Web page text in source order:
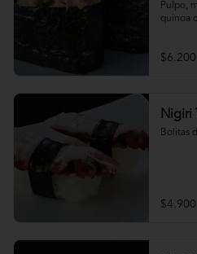
Pulpo,
quinoa
$6.200
Bolitas
$4.900